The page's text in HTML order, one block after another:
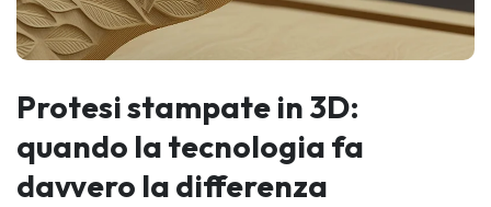
Protesi stampate in 3D:
quando la tecnologia fa
davvero la differenza